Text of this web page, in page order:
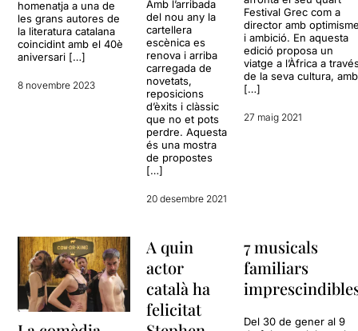
homenatja a una de
les grans autores de
la literatura catalana
coincidint amb el 40è
aniversari […]
8 novembre 2023
Amb l’arribada
del nou any la
cartellera
escènica es
renova i arriba
carregada de
novetats,
reposicions
d’èxits i clàssic
que no et pots
perdre. Aquesta
és una mostra
de propostes
[…]
20 desembre 2021
Festival Grec com a
director amb
i ambició. En aquesta
edició proposa un
viatge a l’Àfrica a
de la seva cultura, amb
[…]
27 maig 2021
A quin
actor
català ha
felicitat
7 musicals
familiars
Del 30 de gener al 9